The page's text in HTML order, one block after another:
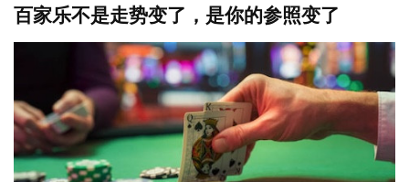
百家乐不是走势变了，是你的参照变了